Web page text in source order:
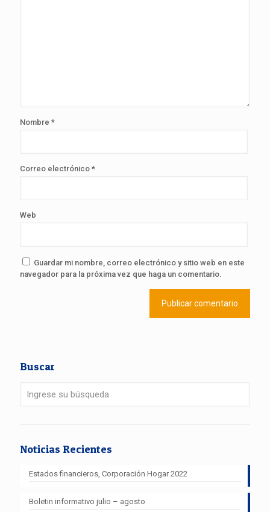
Nombre *
Correo electrónico *
Web
Guardar mi nombre, correo electrónico y sitio web en este
navegador para la próxima vez que haga un comentario.
Buscar
Noticias Recientes
Estados financieros, Corporación Hogar 2022
Boletin informativo julio – agosto